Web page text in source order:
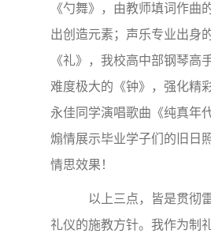
《勺舞》，由教师填词作曲
出创造元素；声乐专业出身
《礼》，我校高中部钢琴高
难度极大的《钟》，强化精
永佳同学演唱歌曲《纯真年
煽情展示毕业学子们的旧日
情思效果！
以上三点，皆是贯彻
礼仪的施教方针。我作为制